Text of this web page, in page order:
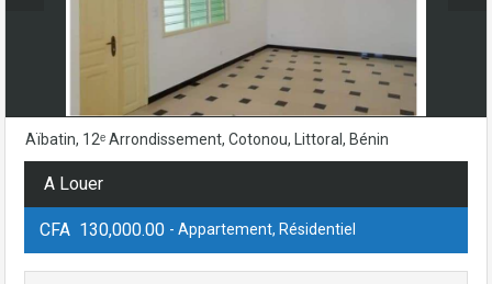
Aïbatin, 12ᵉ Arrondissement, Cotonou, Littoral, Bénin
A Louer
CFA 130,000.00 - Appartement, Résidentiel